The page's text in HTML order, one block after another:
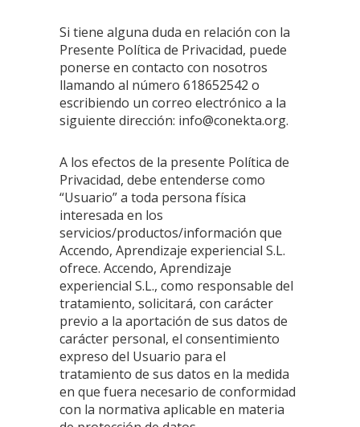
Si tiene alguna duda en relación con la
Presente Política de Privacidad, puede
ponerse en contacto con nosotros
llamando al número 618652542 o
escribiendo un correo electrónico a la
siguiente dirección: info@conekta.org.
A los efectos de la presente Política de
Privacidad, debe entenderse como
“Usuario” a toda persona física
interesada en los
servicios/productos/información que
Accendo, Aprendizaje experiencial S.L.
ofrece. Accendo, Aprendizaje
experiencial S.L., como responsable del
tratamiento, solicitará, con carácter
previo a la aportación de sus datos de
carácter personal, el consentimiento
expreso del Usuario para el
tratamiento de sus datos en la medida
en que fuera necesario de conformidad
con la normativa aplicable en materia